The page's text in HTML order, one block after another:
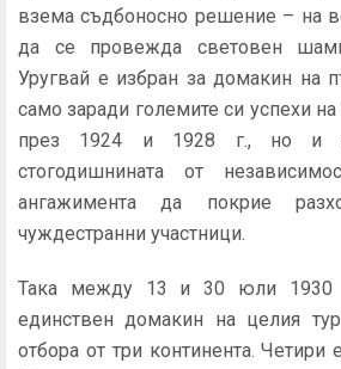
взема съдбоносно решение – на
да се провежда световен
Уругвай е избран за домакин на
само заради големите си успехи
през 1924 и 1928 г., но и
стогодишнината от
ангажимента да покрие
чуждестранни участници.
Така между 13 и 30 юли 1930
единствен домакин на целия
отбора от три континента. Четири